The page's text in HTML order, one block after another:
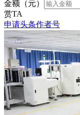
金额（元）
赏TA
申请头条作者号